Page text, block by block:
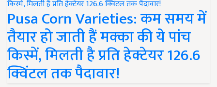
Pusa Corn Varieties: कम समय में
तैयार हो जाती हैं मक्का की ये पांच
किस्में, मिलती है प्रति हेक्टेयर 126.6
क्विंटल तक पैदावार!